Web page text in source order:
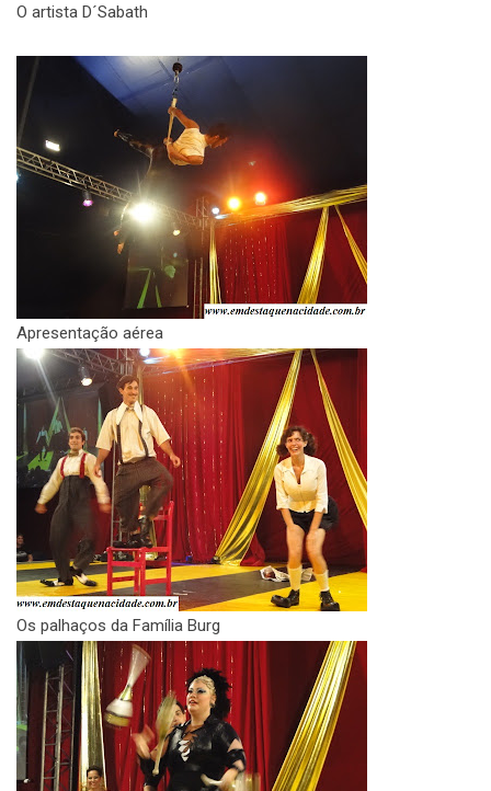
O artista D´Sabath
Apresentação aérea
Os palhaços da Família Burg